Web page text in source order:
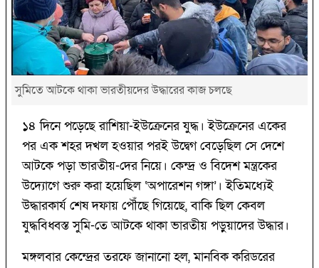
সুমিতে আটকে থাকা ভারতীয়দের উদ্ধারের কাজ চলছে
১৪ দিনে পড়েছে রাশিয়া-ইউক্রেনের যুদ্ধ। ইউক্রেনের একের
পর এক শহর দখল হওয়ার পরই উদ্বেগ বেড়েছিল সে দেশে
আটকে পড়া ভারতীয়-দের নিয়ে। কেন্দ্র ও বিদেশ মন্ত্রকের
উদ্যোগে শুরু করা হয়েছিল ‘অপারেশন গঙ্গা’। ইতিমধ্যেই
উদ্ধারকার্য শেষ দফায় পৌঁছে গিয়েছে, বাকি ছিল কেবল
যুদ্ধবিধ্বস্ত সুমি-তে আটকে থাকা ভারতীয় পড়ুয়াদের উদ্ধার।
মঙ্গলবার কেন্দ্রের তরফে জানানো হল, মানবিক করিডরের